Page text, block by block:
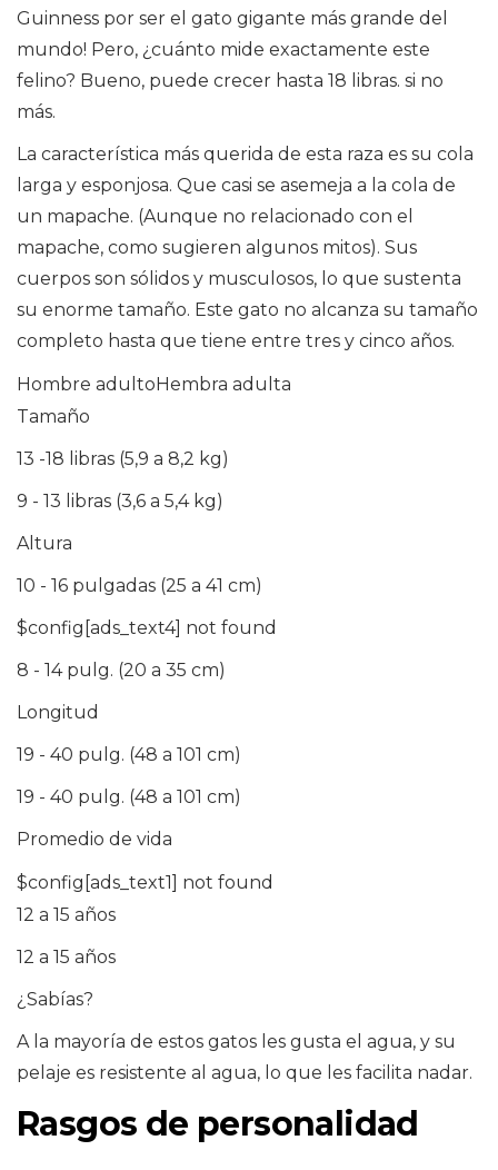
Guinness por ser el gato gigante más grande del
mundo! Pero, ¿cuánto mide exactamente este
felino? Bueno, puede crecer hasta 18 libras. si no
más.
La característica más querida de esta raza es su cola
larga y esponjosa. Que casi se asemeja a la cola de
un mapache. (Aunque no relacionado con el
mapache, como sugieren algunos mitos). Sus
cuerpos son sólidos y musculosos, lo que sustenta
su enorme tamaño. Este gato no alcanza su tamaño
completo hasta que tiene entre tres y cinco años.
Hombre adultoHembra adulta
Tamaño
13 -18 libras (5,9 a 8,2 kg)
9 - 13 libras (3,6 a 5,4 kg)
Altura
10 - 16 pulgadas (25 a 41 cm)
$config[ads_text4] not found
8 - 14 pulg. (20 a 35 cm)
Longitud
19 - 40 pulg. (48 a 101 cm)
19 - 40 pulg. (48 a 101 cm)
Promedio de vida
$config[ads_text1] not found
12 a 15 años
12 a 15 años
¿Sabías?
A la mayoría de estos gatos les gusta el agua, y su
pelaje es resistente al agua, lo que les facilita nadar.
Rasgos de personalidad